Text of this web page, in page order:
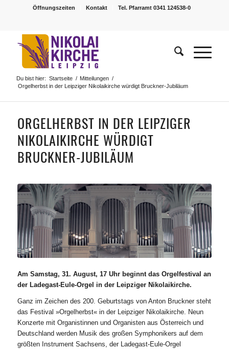
Öffnungszeiten Kontakt Tel. Pfarramt 0341 124538-0
Du bist hier: Startseite / Mitteilungen /
Orgelherbst in der Leipziger Nikolaikirche würdigt Bruckner-Jubiläum
ORGELHERBST IN DER LEIPZIGER
NIKOLAIKIRCHE WÜRDIGT
BRUCKNER-JUBILÄUM
Am Samstag, 31. August, 17 Uhr beginnt das Orgelfestival an
der Ladegast-Eule-Orgel in der Leipziger Nikolaikirche.
Ganz im Zeichen des 200. Geburtstags von Anton Bruckner steht
das Festival »Orgelherbst« in der Leipziger Nikolaikirche. Neun
Konzerte mit Organistinnen und Organisten aus Österreich und
Deutschland werden Musik des großen Symphonikers auf dem
größten Instrument Sachsens, der Ladegast-Eule-Orgel